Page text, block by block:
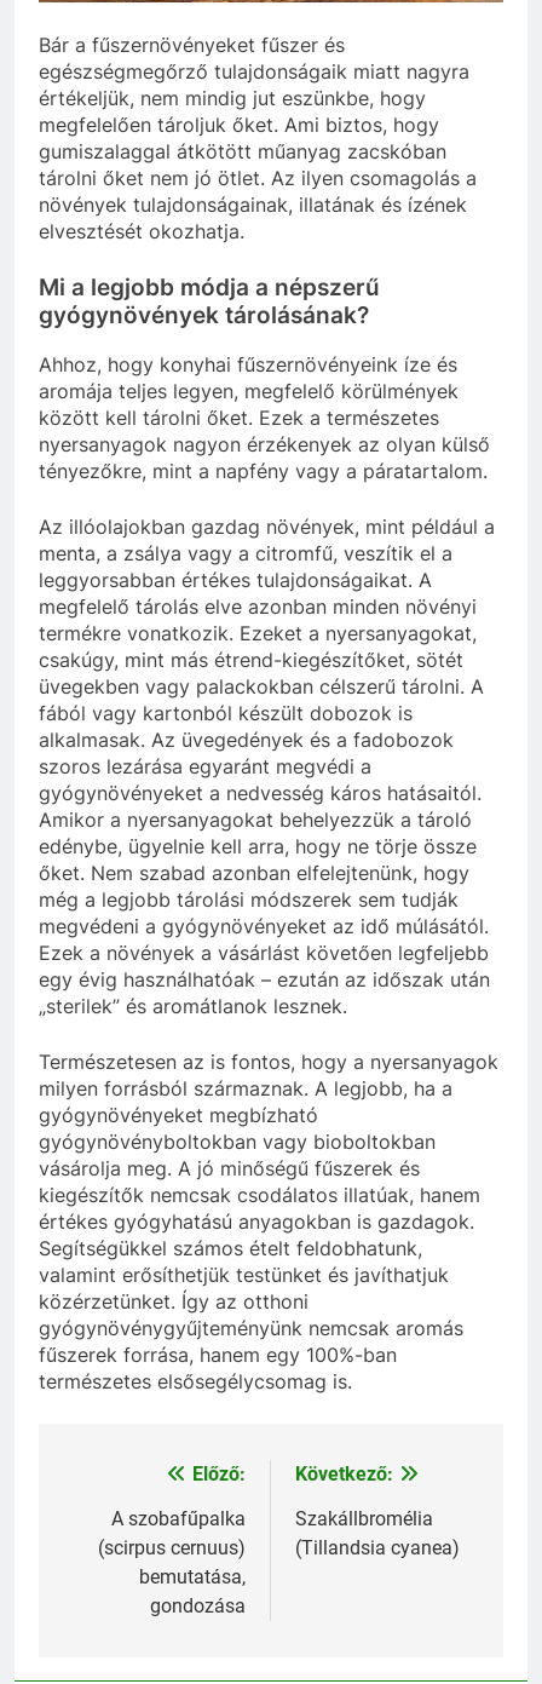
Bár a fűszernövényeket fűszer és
egészségmegőrző tulajdonságaik miatt nagyra
értékeljük, nem mindig jut eszünkbe, hogy
megfelelően tároljuk őket. Ami biztos, hogy
gumiszalaggal átkötött műanyag zacskóban
tárolni őket nem jó ötlet. Az ilyen csomagolás a
növények tulajdonságainak, illatának és ízének
elvesztését okozhatja.
Mi a legjobb módja a népszerű
gyógynövények tárolásának?
Ahhoz, hogy konyhai fűszernövényeink íze és
aromája teljes legyen, megfelelő körülmények
között kell tárolni őket. Ezek a természetes
nyersanyagok nagyon érzékenyek az olyan külső
tényezőkre, mint a napfény vagy a páratartalom.
Az illóolajokban gazdag növények, mint például a
menta, a zsálya vagy a citromfű, veszítik el a
leggyorsabban értékes tulajdonságaikat. A
megfelelő tárolás elve azonban minden növényi
termékre vonatkozik. Ezeket a nyersanyagokat,
csakúgy, mint más étrend-kiegészítőket, sötét
üvegekben vagy palackokban célszerű tárolni. A
fából vagy kartonból készült dobozok is
alkalmasak. Az üvegedények és a fadobozok
szoros lezárása egyaránt megvédi a
gyógynövényeket a nedvesség káros hatásaitól.
Amikor a nyersanyagokat behelyezzük a tároló
edénybe, ügyelnie kell arra, hogy ne törje össze
őket. Nem szabad azonban elfelejtenünk, hogy
még a legjobb tárolási módszerek sem tudják
megvédeni a gyógynövényeket az idő múlásától.
Ezek a növények a vásárlást követően legfeljebb
egy évig használhatóak – ezután az időszak után
„sterilek” és aromátlanok lesznek.
Természetesen az is fontos, hogy a nyersanyagok
milyen forrásból származnak. A legjobb, ha a
gyógynövényeket megbízható
gyógynövényboltokban vagy bioboltokban
vásárolja meg. A jó minőségű fűszerek és
kiegészítők nemcsak csodálatos illatúak, hanem
értékes gyógyhatású anyagokban is gazdagok.
Segítségükkel számos ételt feldobhatunk,
valamint erősíthetjük testünket és javíthatjuk
közérzetünket. Így az otthoni
gyógynövénygyűjteményünk nemcsak aromás
fűszerek forrása, hanem egy 100%-ban
természetes elsősegélycsomag is.
Bejegyzés
navigáció
Előző:
A szobafűpalka
(scirpus cernuus)
bemutatása,
gondozása
Következő:
Szakállbromélia
(Tillandsia cyanea)